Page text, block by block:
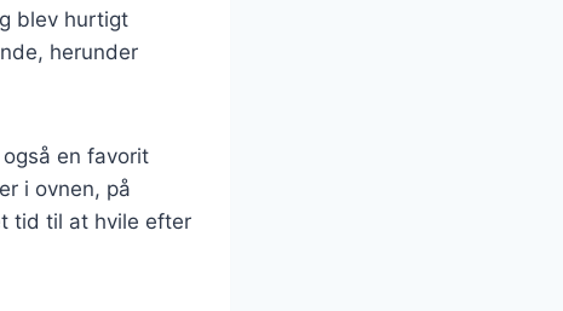
blev hurtigt
herunder
en favorit
i ovnen, på
tid til at hvile efter